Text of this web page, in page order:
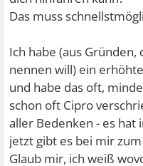
Das muss
Ich habe (aus
nennen will) ein
und habe das oft,
schon oft Cipro
aller Bedenken - es
jetzt gibt es bei mir
Glaub mir, ich weiß